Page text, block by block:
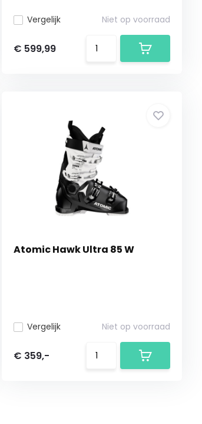
Vergelijk Niet op voorraad
€ 599,99
Atomic Hawk Ultra 85 W
Vergelijk Niet op voorraad
€ 359,-